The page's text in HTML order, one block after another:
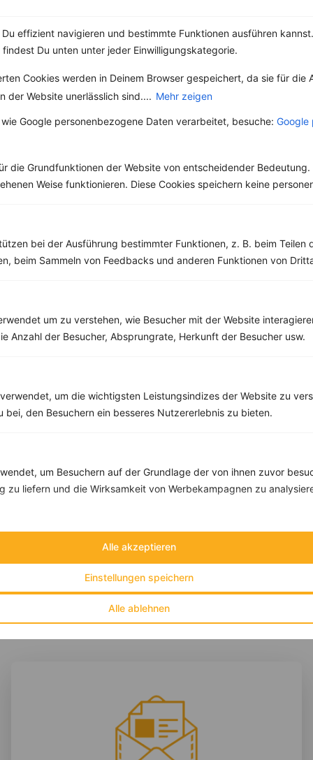
effizient navigieren und bestimmte Funktionen ausführen
Du unten unter jeder Einwilligungskategorie.
Cookies werden in Deinem Browser gespeichert, da sie für die
der Website unerlässlich sind.... Mehr zeigen
Google personenbezogene Daten verarbeitet, besuche: Google
die Grundfunktionen der Website von entscheidender Bedeutung.
Weise funktionieren. Diese Cookies speichern keine
bei der Ausführung bestimmter Funktionen, z. B. beim Teilen
beim Sammeln von Feedbacks und anderen Funktionen von
um zu verstehen, wie Besucher mit der Website
Anzahl der Besucher, Absprungrate, Herkunft der Besucher usw.
um die wichtigsten Leistungsindizes der Website zu
bei, den Besuchern ein besseres Nutzererlebnis zu bieten.
um Besuchern auf der Grundlage der von ihnen zuvor
zu liefern und die Wirksamkeit von Werbekampagnen zu
Alle ablehnen
Einstellungen speichern
Alle akzeptieren
Zimt – Wirkt bei
Entzündungen
Die Herkunft des
Lanka. Heute ist der
Teilen der...
Eiweiß:31 g
Kohlehydrate:64 g
Rezepte mit 200 bis 300 kcal
Bananen-Ananas-Shake
Eiweiß:18 g
Kohlehydrate: